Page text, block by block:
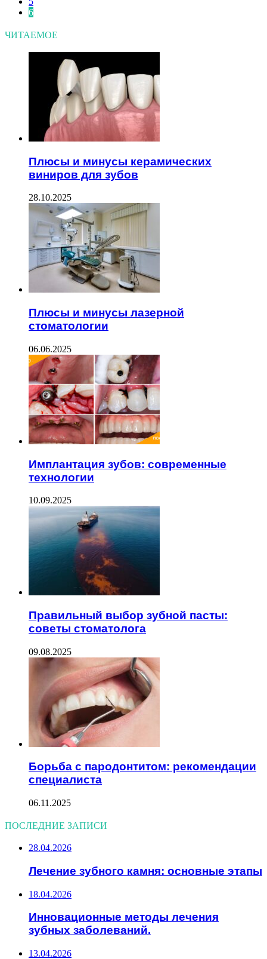
6
ЧИТАЕМОЕ
Плюсы и минусы керамических
виниров для зубов
28.10.2025
Плюсы и минусы лазерной
стоматологии
06.06.2025
Имплантация зубов: современные
технологии
10.09.2025
Правильный выбор зубной пасты:
советы стоматолога
09.08.2025
Борьба с пародонтитом: рекомендации
специалиста
06.11.2025
ПОСЛЕДНИЕ ЗАПИСИ
28.04.2026
Лечение зубного камня: основные этапы
18.04.2026
Инновационные методы лечения
зубных заболеваний.
13.04.2026